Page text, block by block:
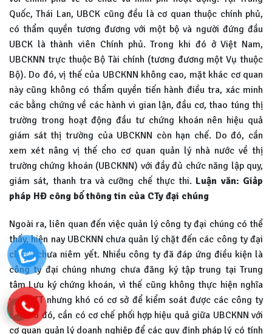
Quốc, Thái Lan, UBCK cũng đều là cơ quan thuộc chính phủ,
có thẩm quyền tương đương với một bộ và người đứng đầu
UBCK là thành viên Chính phủ. Trong khi đó ở Việt Nam,
UBCKNN trực thuộc Bộ Tài chính (tương đương một Vụ thuộc
Bộ). Do đó, vị thế của UBCKNN không cao, mặt khác cơ quan
này cũng không có thẩm quyền tiến hành điều tra, xác minh
các bằng chứng về các hành vi gian lận, đầu cơ, thao túng thị
trường trong hoạt động đầu tư chứng khoán nên hiệu quả
giám sát thị trường của UBCKNN còn hạn chế. Do đó, cần
xem xét nâng vị thế cho cơ quan quản lý nhà nước về thị
trường chứng khoán (UBCKNN) với đầy đủ chức năng lập quy,
giám sát, thanh tra và cưỡng chế thực thi. Luận văn: Giảp
pháp HĐ công bố thông tin của CTy đại chúng
Ngoài ra, liên quan đến việc quản lý công ty đại chúng có thể
thấy, hiện nay UBCKNN chưa quản lý chặt đến các công ty đại
chúng chưa niêm yết. Nhiều công ty đã đáp ứng điều kiện là
công ty đại chúng nhưng chưa đăng ký tập trung tại Trung
tâm Lưu ký chứng khoán, vì thế cũng không thực hiện nghĩa
vụ CBTT nhưng khó có cơ sở để kiểm soát được các công ty
này. Do đó, cần có cơ chế phối hợp hiệu quả giữa UBCKNN với
cơ quan quản lý doanh nghiệp để các quy định pháp lý có tính